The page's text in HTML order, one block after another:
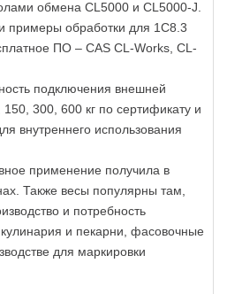
обмена CL5000 и CL5000-J.
примеры обработки для 1С8.3
ПО – CAS CL-Works, CL-
подключения внешней
300, 600 кг по сертификату и
внутреннего использования
применение получила в
Также весы популярны там,
и потребность
и пекарни, фасовочные
для маркировки